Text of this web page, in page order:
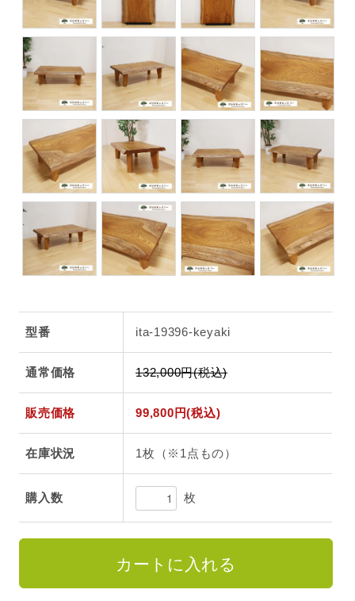
型番 ita-19396-keyaki
通常価格 132,000円(税込)
販売価格 99,800円(税込)
在庫状況 1枚（※1点もの）
購入数 枚